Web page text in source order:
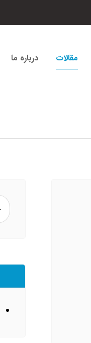
مقالات درباره ما